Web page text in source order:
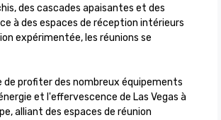
des cascades apaisantes et des
à des espaces de réception intérieurs
expérimentée, les réunions se
de profiter des nombreux équipements
et l'effervescence de Las Vegas à
alliant des espaces de réunion